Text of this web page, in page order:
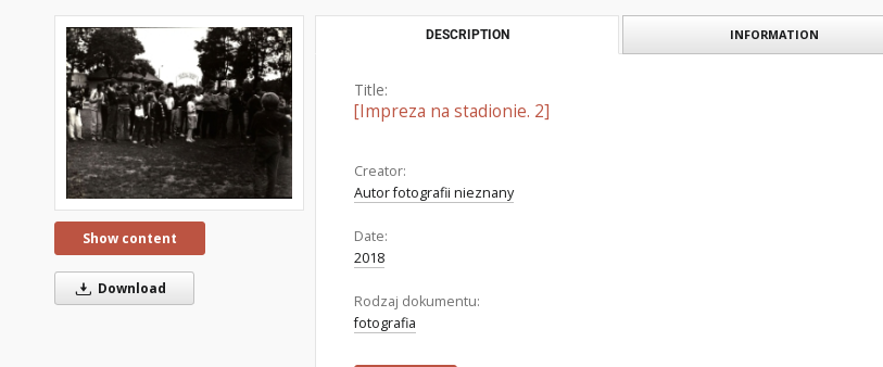
Show content
Download
DESCRIPTION INFORMATION
Title:
[Impreza na stadionie. 2]
Creator:
Autor fotografii nieznany
Date:
2018
Rodzaj dokumentu:
fotografia